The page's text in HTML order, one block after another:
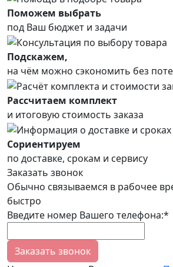
Поможем выбрать
под Ваш бюджет и задачи
Подскажем,
на чём можно сэкономить без
Рассчитаем комплект
и итоговую стоимость заказа
Сориентируем
по доставке, срокам и сервису
Заказать звонок
Обычно связываемся в рабочее
быстро
Введите номер Вашего телефона:*
Заказать звонок